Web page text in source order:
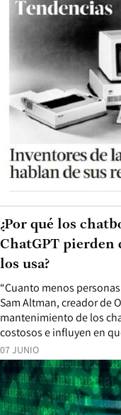
07 JUNIO
“Cuanto menos
Sam Altman, creador de
mantenimiento de los
costosos e influyen en
¿Por qué los
ChatGPT pierden
los usa?